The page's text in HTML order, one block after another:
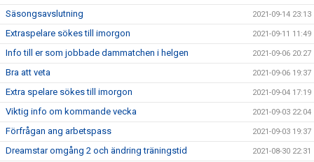
Säsongsavslutning 2021-09-14 23:13
Extraspelare sökes till imorgon 2021-09-11 11:49
Info till er som jobbade dammatchen i helgen 2021-09-06 20:27
Bra att veta 2021-09-06 19:37
Extra spelare sökes till imorgon 2021-09-04 17:19
Viktig info om kommande vecka 2021-09-03 22:04
Förfrågan ang arbetspass 2021-09-03 19:37
Dreamstar omgång 2 och ändring träningstid 2021-08-30 22:31